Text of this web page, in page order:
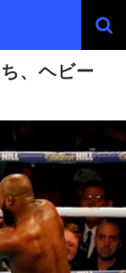
、ヘビー